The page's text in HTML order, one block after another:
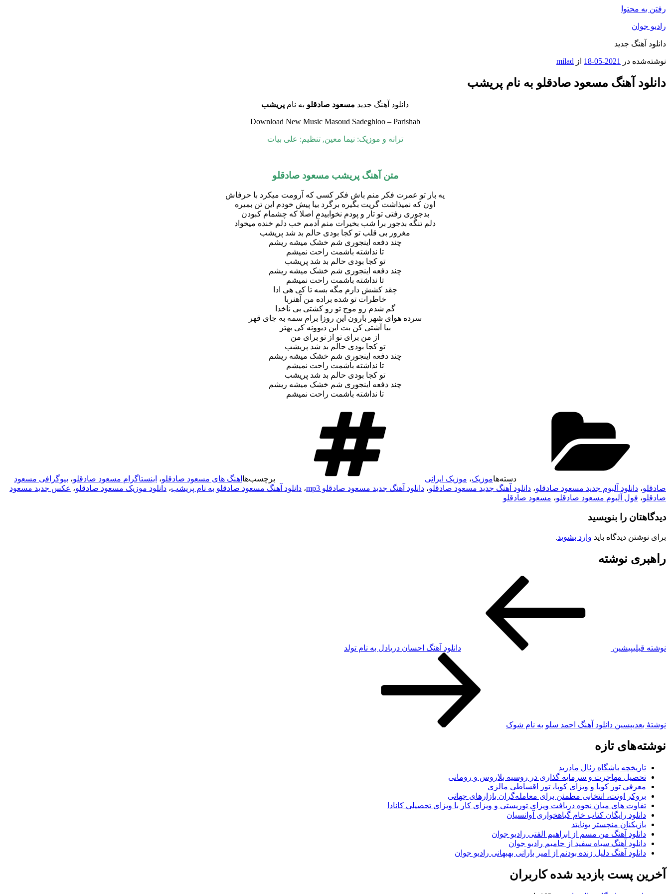
رفتن به محتوا
رادیو جوان
دانلود آهنگ جدید
نوشته‌شده در 2021-05-18 از milad
دانلود آهنگ مسعود صادقلو به نام پریشب
دانلود آهنگ جدید مسعود صادقلو به نام پریشب
Download New Music Masoud Sadeghloo – Parishab
ترانه و موزیک: نیما معین, تنظیم: علی بیات
متن آهنگ پریشب مسعود صادقلو
یه بار تو عمرت فکر منم باش فکر کسی که آرومت میکرد با حرفاش
اون که نمیذاشت گریت بگیره برگرد بیا پیش خودم این تن بمیره
بدجوری رفتی تو تار و پودم نخوابیدم اصلا که چشمام کبودن
دلم تنگه بدجور برا شب بخیرات منم آدمم خب دلم خنده میخواد
مغرور بی قلب تو کجا بودی حالم بد شد پریشب
چند دفعه اینجوری شم خشک میشه ریشم
تا نداشته باشمت راحت نمیشم
تو کجا بودی حالم بد شد پریشب
چند دفعه اینجوری شم خشک میشه ریشم
تا نداشته باشمت راحت نمیشم
چقد کشش دارم مگه بسه تا کی هی ادا
خاطرات تو شده براده من آهنربا
گم شدم رو موج تو رو کشتی بی ناخدا
سرده هوای شهر بارون این روزا برام سمه به جای قهر
بیا آشتی کن بت این دیوونه کی بهتر
از من برای تو از تو برای من
تو کجا بودی حالم بد شد پریشب
چند دفعه اینجوری شم خشک میشه ریشم
تا نداشته باشمت راحت نمیشم
تو کجا بودی حالم بد شد پریشب
چند دفعه اینجوری شم خشک میشه ریشم
تا نداشته باشمت راحت نمیشم
دسته‌هاموزیک، موزیک ایرانی برچسب‌ها اهنگ های مسعود صادقلو، اینستاگرام مسعود صادقلو، بیوگرافی مسعود
صادقلو، دانلود آلبوم جدید مسعود صادقلو، دانلود آهنگ جدید مسعود صادقلو، دانلود آهنگ جدید مسعود صادقلو mp3 ، دانلود آهنگ مسعود صادقلو به نام پریشب، دانلود موزیک مسعود صادقلو، عکس جدید مسعود
صادقلو، فول آلبوم مسعود صادقلو، مسعود صادقلو
دیدگاهتان را بنویسید
برای نوشتن دیدگاه باید وارد بشوید.
راهبری نوشته
نوشته قبلیپیشین دانلود آهنگ احسان دریادل به نام تولد
نوشته‌ٔ بعدیپسین دانلود آهنگ احمد سلو به نام شوک
نوشته‌های تازه
تاریخچه باشگاه رئال مادرید
تحصیل مهاجرت و سرمایه گذاری در روسیه بلاروس و رومانی
معرفی تور کوبا و ویزای کوبا، تور اقساطی مالزی
بروکر اوتت، انتخابی مطمئن برای معامله‌گران بازارهای جهانی
تفاوت های میان نحوه دریافت ویزای توریستی و ویزای کار با ویزای تحصیلی کانادا
دانلود رایگان کتاب خام گیاهخواری آوانسیان
بازیکنان منچستر یونایتد
دانلود آهنگ من مسم از ابراهیم الفتی رادیو جوان
دانلود آهنگ سیاه سفید از حامیم رادیو جوان
دانلود آهنگ دلیل زنده بودنم از امیر بارانی بهبهانی رادیو جوان
آخرین پست بازدید شده کاربران